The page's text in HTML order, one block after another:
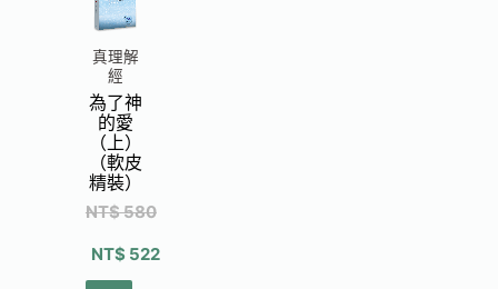
真理解
經
為了神
的愛
（上）
（軟皮
精裝）
NT$580
NT$522